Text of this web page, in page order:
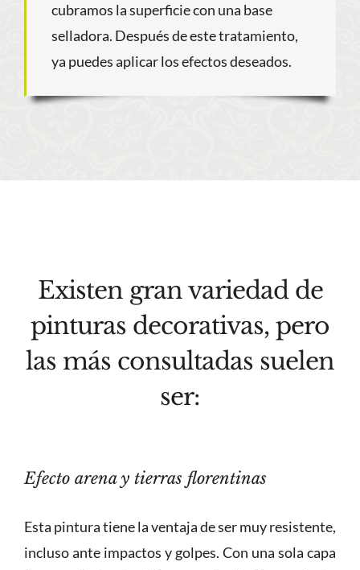
cubramos la superficie con una base
selladora. Después de este tratamiento,
ya puedes aplicar los efectos deseados.
Existen gran variedad de
pinturas decorativas, pero
las más consultadas suelen
ser:
Efecto arena y tierras florentinas
Esta pintura tiene la ventaja de ser muy resistente,
incluso ante impactos y golpes. Con una sola capa